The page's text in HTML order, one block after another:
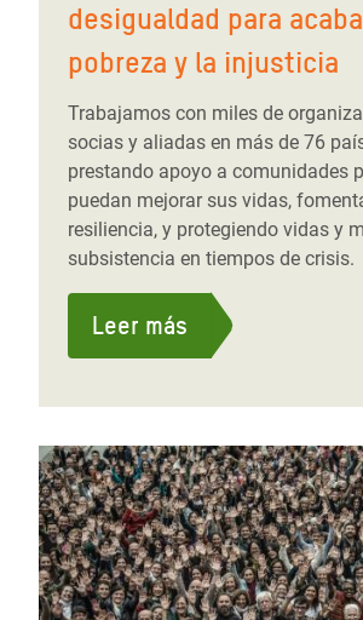
desigualdad para
pobreza y la injusticia
Trabajamos con miles de
socias y aliadas en más de 76
prestando apoyo a comunidades
puedan mejorar sus vidas,
resiliencia, y protegiendo vidas y
subsistencia en tiempos de crisis.
Leer más